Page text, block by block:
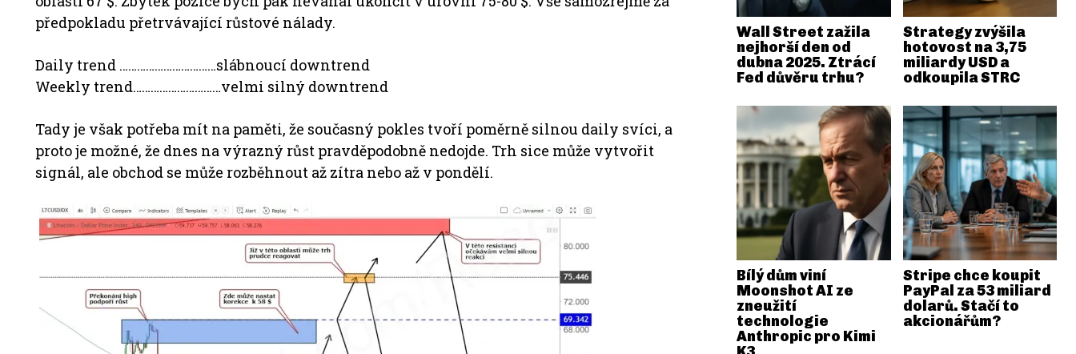
předpokladu přetrvávající růstové nálady.
Daily trend ……………………………slábnoucí downtrend
Weekly trend…………………………velmi silný downtrend
Tady je však potřeba mít na paměti, že současný pokles tvoří poměrně silnou daily svíci, a
proto je možné, že dnes na výrazný růst pravděpodobně nedojde. Trh sice může vytvořit
signál, ale obchod se může rozběhnout až zítra nebo až v pondělí.
Wall Street zažila
nejhorší den od
dubna 2025. Ztrácí
Fed důvěru trhu?
Strategy zvýšila
hotovost na 3,75
miliardy USD a
odkoupila STRC
Bílý dům viní
Moonshot AI ze
zneužití
technologie
Anthropic pro Kimi
Stripe chce koupit
PayPal za 53 miliard
dolarů. Stačí to
akcionářům?